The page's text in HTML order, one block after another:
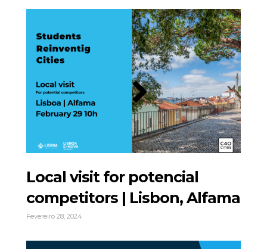
Local visit for potencial
competitors | Lisbon, Alfama
Fevereiro 28, 2024